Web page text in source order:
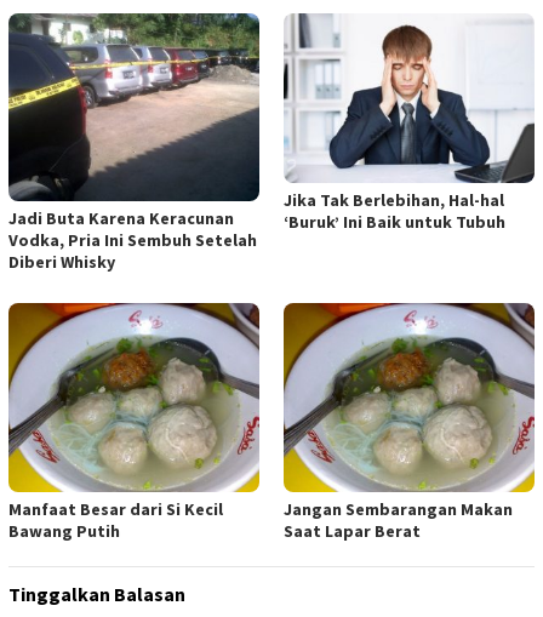
Jadi Buta Karena Keracunan
Vodka, Pria Ini Sembuh Setelah
Diberi Whisky
Jika Tak Berlebihan, Hal-hal
‘Buruk’ Ini Baik untuk Tubuh
Manfaat Besar dari Si Kecil
Bawang Putih
Jangan Sembarangan Makan
Saat Lapar Berat
Tinggalkan Balasan